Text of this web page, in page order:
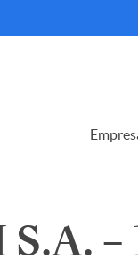
S.A. –